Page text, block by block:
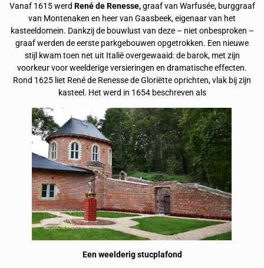
Vanaf 1615 werd René de Renesse,graaf van Warfusée, burggraaf
van Montenaken en heer van Gaasbeek, eigenaar van het
kasteeldomein. Dankzij de bouwlust van deze – niet onbesproken –
graaf werden de eerste parkgebouwen opgetrokken. Een nieuwe
stijl kwam toen net uit Italië overgewaaid: de barok, met zijn
voorkeur voor weelderige versieringen en dramatische effecten.
Rond 1625 liet René de Renesse de Gloriëtte oprichten, vlak bij zijn
kasteel. Het werd in 1654 beschreven als
Een weelderig stucplafond